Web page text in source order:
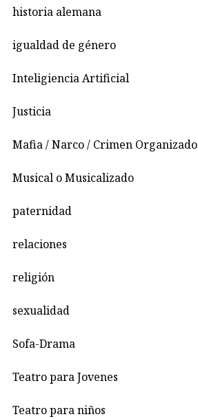
historia alemana
igualdad de género
Inteligiencia Artificial
Justicia
Mafia / Narco / Crimen Organizado
Musical o Musicalizado
paternidad
relaciones
religión
sexualidad
Sofa-Drama
Teatro para Jovenes
Teatro para niños